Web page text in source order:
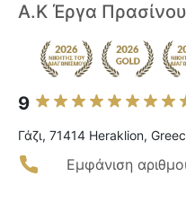
Α.Κ Έργα Πρασίνου
9
Γάζι, 71414 Heraklion,
Εμφάνιση